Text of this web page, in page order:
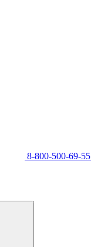
8-800-500-69-55